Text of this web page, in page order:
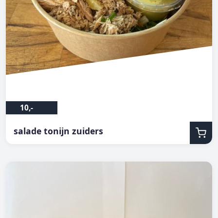
10,-
salade tonijn zuiders